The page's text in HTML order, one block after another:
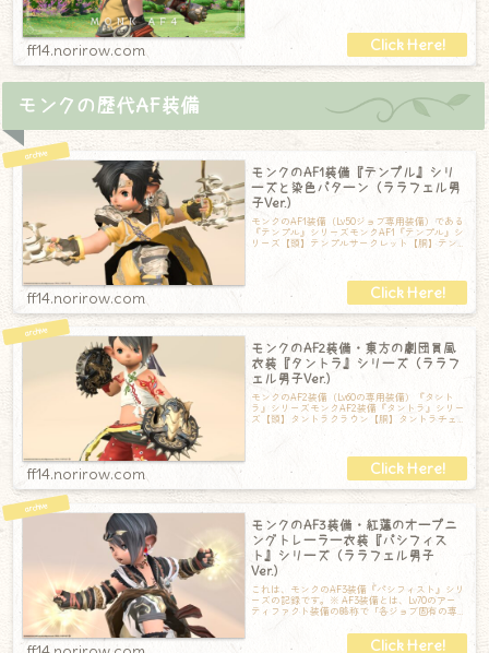
ff14.norirow.com
モンクの歴代AF装備
モンクのAF1装備『テンプル』シリ
ーズと染色パターン（ララフェル男
子Ver.）
モンクのAF1装備（Lv50ジョブ専用装備）である
『テンプル』シリーズモンクAF1『テンプル』シ
リーズ【頭】テンプルサークレット【胴】テン
ff14.norirow.com
モンクのAF2装備・東方の劇団員風
衣装『タントラ』シリーズ（ララフ
ェル男子Ver.）
モンクのAF2装備（Lv60の専用装備）『タント
ラ』シリーズモンクAF2装備『タントラ』シリー
ズ【頭】タントラクラウン【胴】タントラチェ
ff14.norirow.com
モンクのAF3装備・紅蓮のオープニ
ングトレーラー衣装『パシフィス
ト』シリーズ（ララフェル男子
Ver.）
これは、モンクのAF3装備『パシフィスト』シリ
ーズの記録です。※ AF3装備とは、Lv70のアー
ティファクト装備の略称で「各ジョブ固有の専